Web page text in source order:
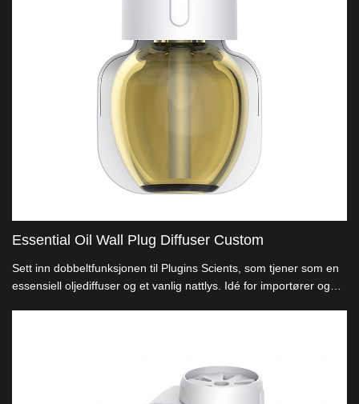
Essential Oil Wall Plug Diffuser Custom
Sett inn dobbeltfunksjonen til Plugins Scients, som tjener som en
essensiell oljediffuser og et vanlig nattlys. Idé for importører og